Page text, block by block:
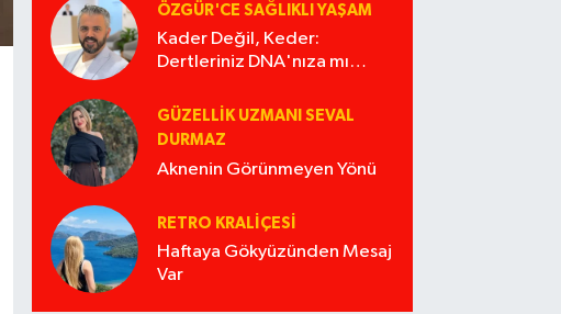
ÖZGÜR'CE SAĞLIKLI YAŞAM
Kader Değil, Keder:
Dertleriniz DNA'nıza mı
GÜZELLIK UZMANI SEVAL
DURMAZ
Aknenin Görünmeyen Yönü
RETRO KRALIÇESI
Haftaya Gökyüzünden Mesaj
Var